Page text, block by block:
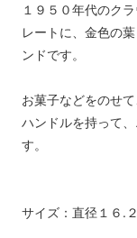
１９５０年代のク
レートに、金色の
ンドです。
お菓子などをのせ
ハンドルを持って
す。
サイズ：直径１６.